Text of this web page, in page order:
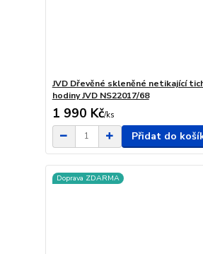
JVD Dřevěné skleněné netikající
hodiny JVD NS22017/68
1 990 Kč/ks
Přidat do
Doprava ZDARMA